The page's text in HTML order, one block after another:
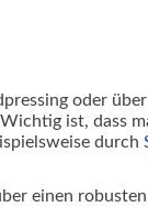
oder
ist, dass
durch
einen